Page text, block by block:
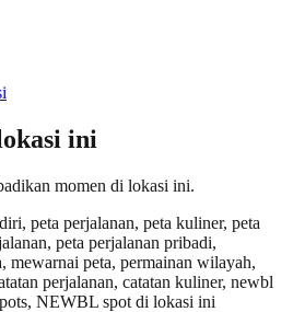
ini
momen di lokasi ini.
peta perjalanan, peta kuliner, peta
peta perjalanan pribadi,
mewarnai peta, permainan wilayah,
perjalanan, catatan kuliner, newbl
NEWBL spot di lokasi ini